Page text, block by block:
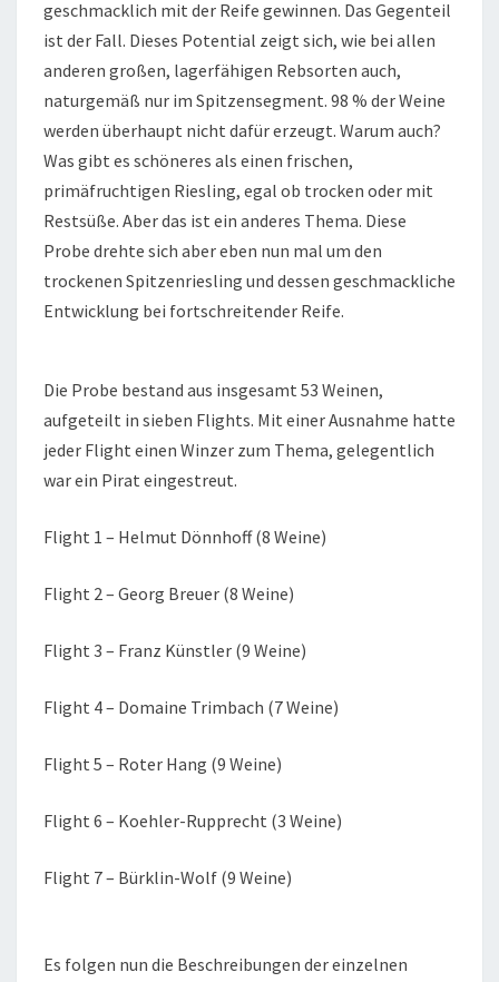
geschmacklich mit der Reife gewinnen. Das Gegenteil
ist der Fall. Dieses Potential zeigt sich, wie bei allen
anderen großen, lagerfähigen Rebsorten auch,
naturgemäß nur im Spitzensegment. 98 % der Weine
werden überhaupt nicht dafür erzeugt. Warum auch?
Was gibt es schöneres als einen frischen,
primäfruchtigen Riesling, egal ob trocken oder mit
Restsüße. Aber das ist ein anderes Thema. Diese
Probe drehte sich aber eben nun mal um den
trockenen Spitzenriesling und dessen geschmackliche
Entwicklung bei fortschreitender Reife.
Die Probe bestand aus insgesamt 53 Weinen,
aufgeteilt in sieben Flights. Mit einer Ausnahme hatte
jeder Flight einen Winzer zum Thema, gelegentlich
war ein Pirat eingestreut.
Flight 1 – Helmut Dönnhoff (8 Weine)
Flight 2 – Georg Breuer (8 Weine)
Flight 3 – Franz Künstler (9 Weine)
Flight 4 – Domaine Trimbach (7 Weine)
Flight 5 – Roter Hang (9 Weine)
Flight 6 – Koehler-Rupprecht (3 Weine)
Flight 7 – Bürklin-Wolf (9 Weine)
Es folgen nun die Beschreibungen der einzelnen